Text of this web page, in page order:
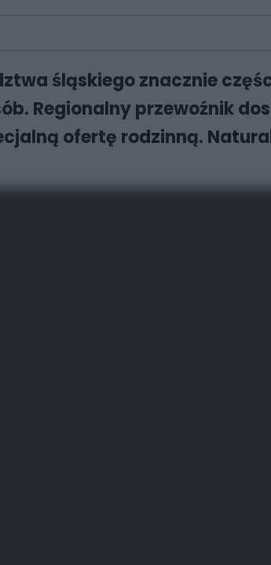
śląskiego znacznie
Regionalny przewoźnik
ofertę rodzinną.